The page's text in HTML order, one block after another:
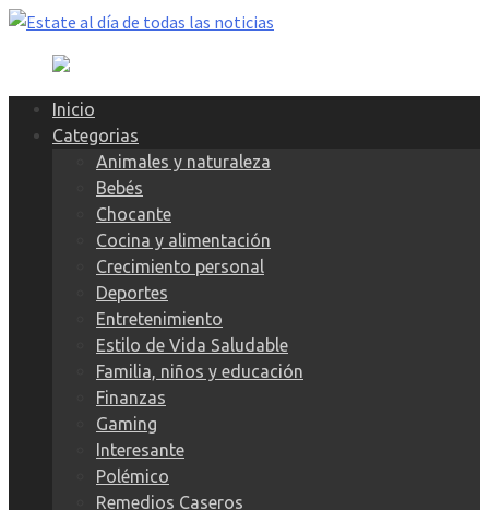
Skip
content
Inicio
Categorias
Animales y naturaleza
Bebés
Chocante
Cocina y alimentación
Crecimiento personal
Deportes
Entretenimiento
Estilo de Vida Saludable
Familia, niños y educación
Finanzas
Gaming
Interesante
Polémico
Remedios Caseros